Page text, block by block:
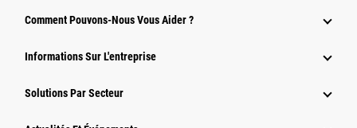
Comment Pouvons-Nous Vous Aider ?
Informations Sur L'entreprise
Solutions Par Secteur